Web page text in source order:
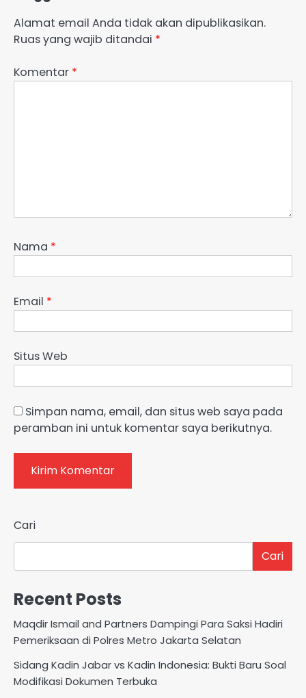
Alamat email Anda tidak akan dipublikasikan.
Ruas yang wajib ditandai *
Komentar *
Nama *
Email *
Situs Web
Simpan nama, email, dan situs web saya pada
peramban ini untuk komentar saya berikutnya.
Cari
Cari
Recent Posts
Maqdir Ismail and Partners Dampingi Para Saksi Hadiri
Pemeriksaan di Polres Metro Jakarta Selatan
Sidang Kadin Jabar vs Kadin Indonesia: Bukti Baru Soal
Modifikasi Dokumen Terbuka